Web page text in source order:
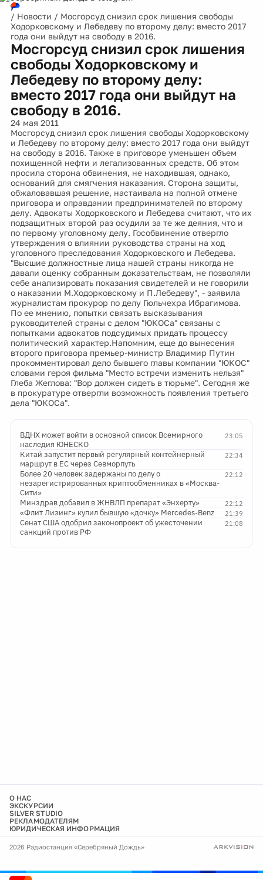
/ Новости / Мосгорсуд снизил срок лишения свободы
Ходорковскому и Лебедеву по второму делу: вместо 2017
года они выйдут на свободу в 2016.
Мосгорсуд снизил срок лишения
свободы Ходорковскому и
Лебедеву по второму делу:
вместо 2017 года они выйдут на
свободу в 2016.
24 мая 2011
Мосгорсуд снизил срок лишения свободы Ходорковскому
и Лебедеву по второму делу: вместо 2017 года они выйдут
на свободу в 2016. Также в приговоре уменьшен объем
похищенной нефти и легализованных средств. Об этом
просила сторона обвинения, не находившая, однако,
оснований для смягчения наказания. Сторона защиты,
обжаловавшая решение, настаивала на полной отмене
приговора и оправдании предпринимателей по второму
делу. Адвокаты Ходорковского и Лебедева считают, что их
подзащитных второй раз осудили за те же деяния, что и
по первому уголовному делу. Гособвинение отвергло
утверждения о влиянии руководства страны на ход
уголовного преследования Ходорковского и Лебедева.
"Высшие должностные лица нашей страны никогда не
давали оценку собранным доказательствам, не позволяли
себе анализировать показания свидетелей и не говорили
о наказании М.Ходорковскому и П.Лебедеву", - заявила
журналистам прокурор по делу Гюльчехра Ибрагимова.
По ее мнению, попытки связать высказывания
руководителей страны с делом "ЮКОСа" связаны с
попытками адвокатов подсудимых придать процессу
политический характер.Напомним, еще до вынесения
второго приговора премьер-министр Владимир Путин
прокомментировал дело бывшего главы компании "ЮКОС"
словами героя фильма "Место встречи изменить нельзя"
Глеба Жеглова: "Вор должен сидеть в тюрьме". Сегодня же
в прокуратуре отвергли возможность появления третьего
дела "ЮКОСа".
23:05
ВДНХ может войти в основной список Всемирного
наследия ЮНЕСКО
22:34
Китай запустит первый регулярный контейнерный
маршрут в ЕС через Севморпуть
22:12
Более 20 человек задержаны по делу о
незарегистрированных криптообменниках в «Москва-
Сити»
22:12
Минздрав добавил в ЖНВЛП препарат «Энхерту»
21:39
«Флит Лизинг» купил бывшую «дочку» Mercedes-Benz
21:08
Сенат США одобрил законопроект об ужесточении
санкций против РФ
О НАС
ЭКСКУРСИИ
SILVER STUDIO
РЕКЛАМОДАТЕЛЯМ
ЮРИДИЧЕСКАЯ ИНФОРМАЦИЯ
2026 Радиостанция «Серебряный Дождь»